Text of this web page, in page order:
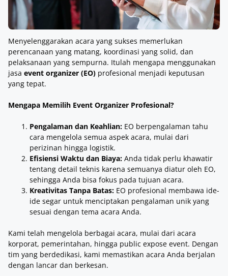
Menyelenggarakan acara yang sukses memerlukan
perencanaan yang matang, koordinasi yang solid, dan
pelaksanaan yang sempurna. Itulah mengapa menggunakan
jasa event organizer (EO) profesional menjadi keputusan
yang tepat.
Mengapa Memilih Event Organizer Profesional?
Pengalaman dan Keahlian: EO berpengalaman tahu
cara mengelola semua aspek acara, mulai dari
perizinan hingga logistik.
Efisiensi Waktu dan Biaya: Anda tidak perlu khawatir
tentang detail teknis karena semuanya diatur oleh EO,
sehingga Anda bisa fokus pada tujuan acara.
Kreativitas Tanpa Batas: EO profesional membawa ide-
ide segar untuk menciptakan pengalaman unik yang
sesuai dengan tema acara Anda.
Kami telah mengelola berbagai acara, mulai dari acara
korporat, pemerintahan, hingga public expose event. Dengan
tim yang berdedikasi, kami memastikan acara Anda berjalan
dengan lancar dan berkesan.